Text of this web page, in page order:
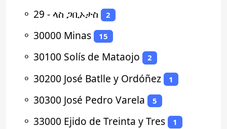
⚬ 29 - ላስ ጋቢኦታስ 2
⚬ 30000 Minas 15
⚬ 30100 Solís de Mataojo 2
⚬ 30200 José Batlle y Ordóñez 1
⚬ 30300 José Pedro Varela 5
⚬ 33000 Ejido de Treinta y Tres 1